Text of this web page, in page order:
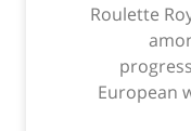
Roulette
European